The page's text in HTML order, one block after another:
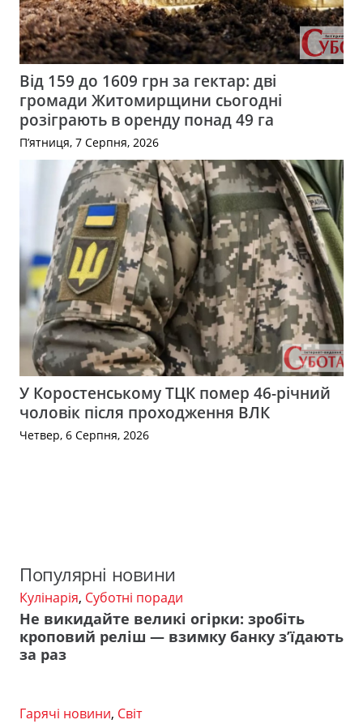
Від 159 до 1609 грн за гектар: дві
громади Житомирщини сьогодні
розіграють в оренду понад 49 га
П’ятниця, 7 Серпня, 2026
У Коростенському ТЦК помер 46-річний
чоловік після проходження ВЛК
Четвер, 6 Серпня, 2026
Популярні новини
Кулінарія, Суботні поради
Не викидайте великі огірки: зробіть
кроповий реліш — взимку банку з’їдають
за раз
Гарячі новини, Світ